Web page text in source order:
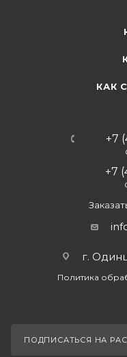
КАК
+7
+7
г.
Политика
ПОДПИСАТЬСЯ НА